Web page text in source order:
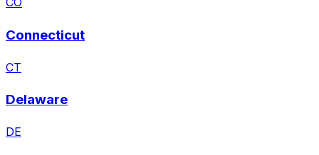
Connecticut
CT
Delaware
DE